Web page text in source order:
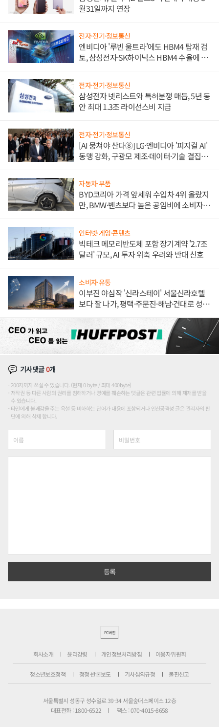
월31일까지 연장
전자·전기·정보통신
엔비디아 '루빈 울트라'에도 HBM4 탑재 검
토, 삼성전자·SK하이닉스 HBM4 수율에 주
전자·전기·정보통신
삼성전자 넷리스트와 특허분쟁 매듭, 5년 동
안 최대 1.3조 라이선스비 지급
전자·전기·정보통신
[AI 뭉쳐야 산다⑧] LG·엔비디아 '피지컬 AI'
동맹 강화, 구광모 제조·데이터·기술 결집
자동차·부품
BYD코리아 가격 앞세워 수입차 4위 올랐지
만, BMW·벤츠보다 높은 공임비에 소비자
인터넷·게임·콘텐츠
빅테크 메모리반도체 포함 장기계약 '2.7조
달러' 규모, AI 투자 위축 우려와 반대 신호
소비자·유통
이부진 야심작 '신라스테이' 서울신라호텔
보다 잘 나가, 평택·주문진·해남·건대로 성
기사댓글0개
200자까지 쓰실 수 있습니다. (현재 0 byte / 최대 400byte)
저작권 등 다른 사람의 권리를 침해하거나 명예를 훼손하는 댓글은 관련 법률에 의해 제재를 받을
수 있습니다.
타인에게 불쾌감을 주는 욕설 등 비하하는 단어가 내용에 포함되거나 인신공격성 글은 관리자의 판
단에 의해 삭제 합니다.
PC버전
회사소개 윤리강령 개인정보처리방침 이용자위원회
청소년보호정책 정정·반론보도 기사심의규정 불편신고
서울특별시 성동구 성수일로 39-34 서울숲더스페이스 12층
대표전화 : 1800-6522
팩스 : 070-4015-8658